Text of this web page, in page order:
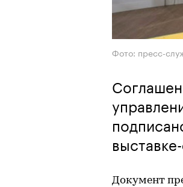
Фото: пресс-
Документ